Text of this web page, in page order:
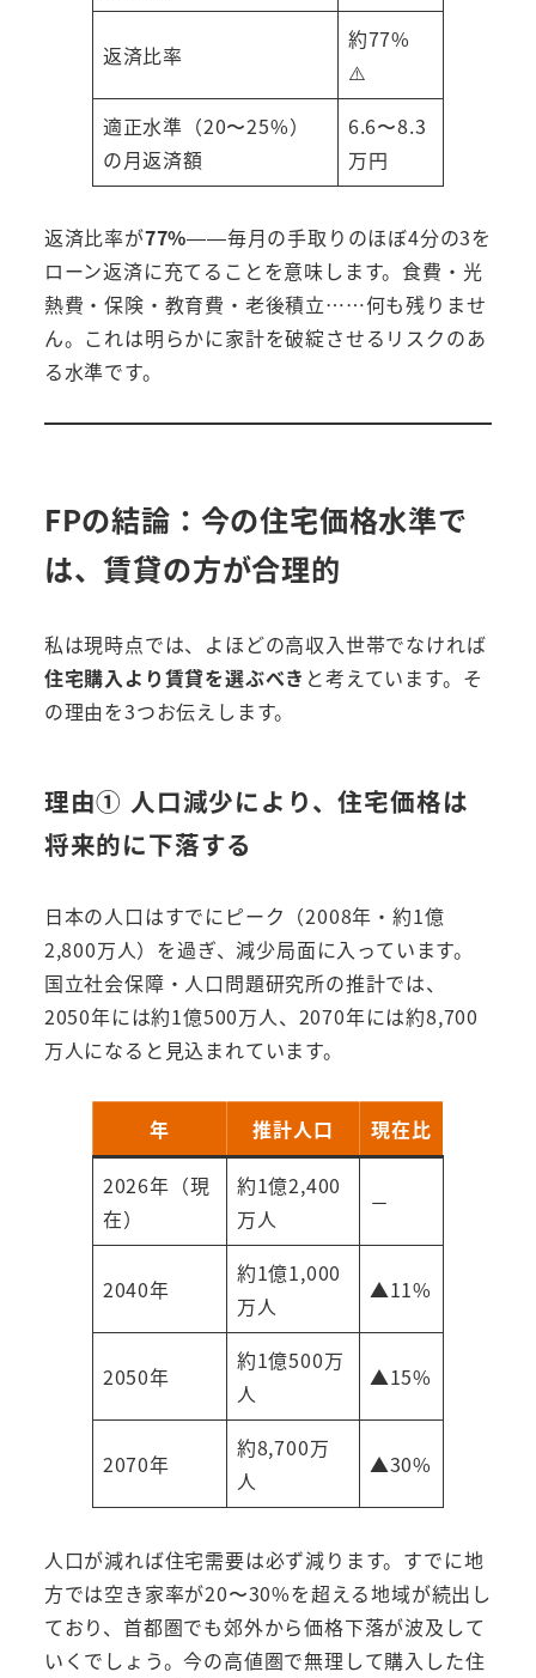
返済比率
約77%
⚠️
適正水準（20〜25%）
の月返済額
6.6〜8.3
万円
返済比率が77%——毎月の手取りのほぼ4分の3を
ローン返済に充てることを意味します。食費・光
熱費・保険・教育費・老後積立……何も残りませ
ん。これは明らかに家計を破綻させるリスクのあ
る水準です。
FPの結論：今の住宅価格水準で
は、賃貸の方が合理的
私は現時点では、よほどの高収入世帯でなければ
住宅購入より賃貸を選ぶべき と考えています。そ
の理由を3つお伝えします。
理由① 人口減少により、住宅価格は
将来的に下落する
日本の人口はすでにピーク（2008年・約1億
2,800万人）を過ぎ、減少局面に入っています。
国立社会保障・人口問題研究所の推計では、
2050年には約1億500万人、2070年には約8,700
万人になると見込まれています。
年 推計人口
現在比
2026年（現
在）
約1億2,400
万人
－
2040年
約1億1,000
万人
▲11%
2050年
約1億500万
人
▲15%
2070年
約8,700万
人
▲30%
人口が減れば住宅需要は必ず減ります。すでに地
方では空き家率が20〜30%を超える地域が続出し
ており、首都圏でも郊外から価格下落が波及して
いくでしょう。今の高値圏で無理して購入した住